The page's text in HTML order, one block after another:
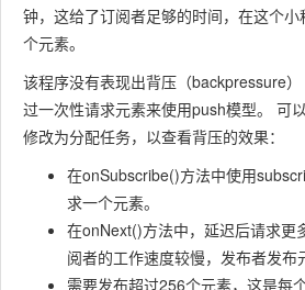
钟，这给了订阅者足够的时间，在这个
个元素。
该程序没有表现出背压（backpressure
过一次性请求元素来使用push模型。 可
修改为分配任务，以查看背压的效果：
在onSubscribe()方法中使用
求一个元素。
在onNext()方法中，延迟后请求更
阅者的工作速度较慢，发布者发布
需要发布超过256个元素，这是每